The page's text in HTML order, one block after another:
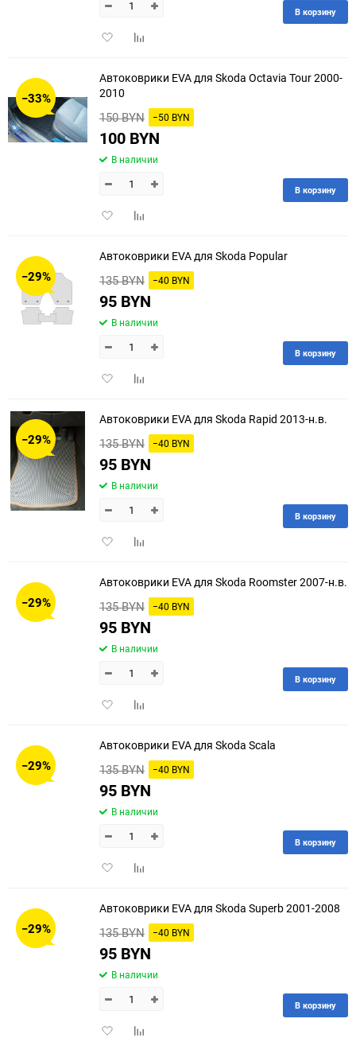
ДобавитьДобавить
В корзину
−33%
Автоковрики EVA для Skoda Octavia Tour 2000-
2010
150 BYN −50 BYN
100 BYN
В наличии
ДобавитьДобавить
В корзину
−29%
Автоковрики EVA для Skoda Popular
135 BYN −40 BYN
95 BYN
В наличии
ДобавитьДобавить
В корзину
−29%
Автоковрики EVA для Skoda Rapid 2013-н.в.
135 BYN −40 BYN
95 BYN
В наличии
ДобавитьДобавить
В корзину
−29%
Автоковрики EVA для Skoda Roomster 2007-н.в.
135 BYN −40 BYN
95 BYN
В наличии
ДобавитьДобавить
В корзину
−29%
Автоковрики EVA для Skoda Scala
135 BYN −40 BYN
95 BYN
В наличии
ДобавитьДобавить
В корзину
−29%
Автоковрики EVA для Skoda Superb 2001-2008
135 BYN −40 BYN
95 BYN
В наличии
ДобавитьДобавить
В корзину